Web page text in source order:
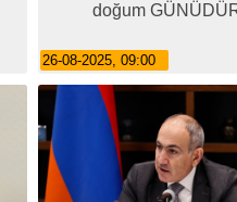
doğum
26-08-2025, 09:00